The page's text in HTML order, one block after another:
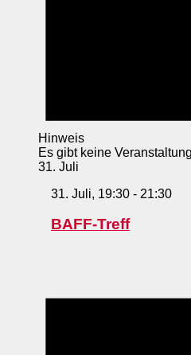
Hinweis
Es gibt keine
31. Juli
31. Juli, 19:30 - 21:30
BAFF-Treff